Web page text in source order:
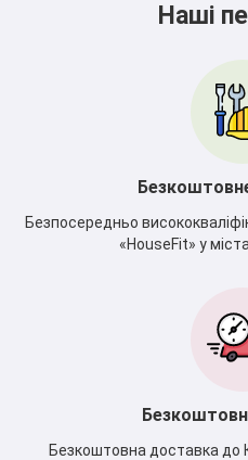
Наші
Безпосередньо
«HouseFit» у
Безкоштовна доставка до